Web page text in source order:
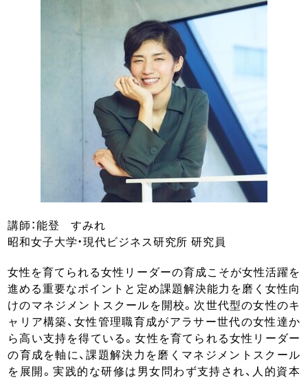
講師：能登 すみれ
昭和女子大学・現代ビジネス研究所 研究員
女性を育てられる女性リーダーの育成こそが女性活躍を
進める重要なポイントと定め課題解決能力を磨く女性向
けのマネジメントスクールを開校。次世代型の女性のキ
ャリア構築、女性管理職育成がアラサー世代の女性達か
ら高い支持を得ている。女性を育てられる女性リーダー
の育成を軸に、課題解決力を磨くマネジメントスクール
を展開。実践的な研修は男女問わず支持され、人的資本